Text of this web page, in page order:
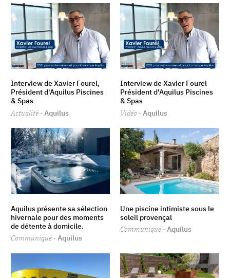
Interview de Xavier Fourel,
Président d'Aquilus Piscines
& Spas
Actualité · Aquilus
Interview de Xavier Fourel
Président d'Aquilus Piscines
& Spas
Vidéo · Aquilus
Aquilus présente sa sélection
hivernale pour des moments
de détente à domicile.
Communiqué · Aquilus
Une piscine intimiste sous le
soleil provençal
Communiqué · Aquilus